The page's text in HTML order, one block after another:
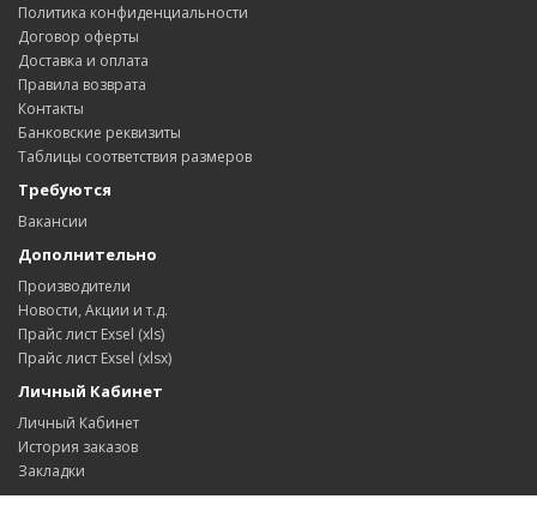
Политика конфиденциальности
Договор оферты
Доставка и оплата
Правила возврата
Контакты
Банковские реквизиты
Таблицы соответствия размеров
Требуются
Вакансии
Дополнительно
Производители
Новости, Акции и т.д.
Прайс лист Exsel (xls)
Прайс лист Exsel (xlsx)
Личный Кабинет
Личный Кабинет
История заказов
Закладки